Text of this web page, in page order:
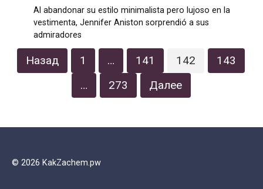
Al abandonar su estilo minimalista pero lujoso en la
vestimenta, Jennifer Aniston sorprendió a sus
admiradores
Пагинация
записей
Назад 1 … 141 142
143
…
273 Далее
© 2026 KakZachem.pw